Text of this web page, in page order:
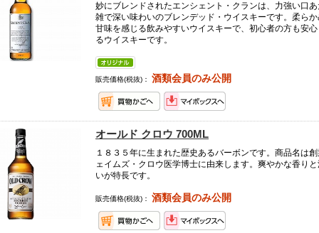
妙にブレンドされたエンシェント・クランは、力強い口
雑で深い味わいのブレンデッド・ウイスキーです。柔ら
甘味を感じる飲みやすいウイスキーで、初心者の方も安
るウイスキーです。
販売価格(税抜)： 酒類会員のみ公開
オールド クロウ 700ML
１８３５年に生まれた歴史あるバーボンです。商品名は
ェイムズ・クロウ医学博士に由来します。爽やかな香り
いが特長です。
販売価格(税抜)： 酒類会員のみ公開